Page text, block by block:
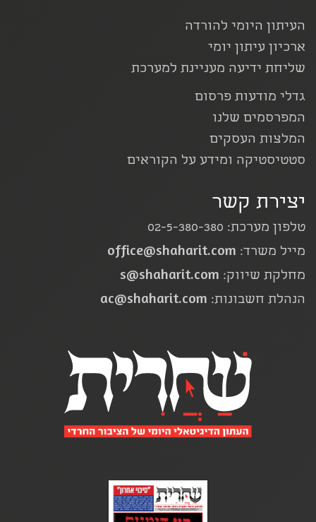
העיתון היומי להורדה
ארכיון עיתון יומי
שליחת ידיעה מעניינת למערכת
גדלי מודעות פרסום
המפרסמים שלנו
המלצות העסקים
סטטיסטיקה ומידע על הקוראים
יצירת קשר
טלפון מערכת: 02-5-380-380
מייל משרד: office@shaharit.com
מחלקת שיווק: s@shaharit.com
הנהלת חשבונות: ac@shaharit.com